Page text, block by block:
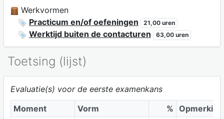
Werkvormen
Practicum en/of oefeningen
21,00 uren
Werktijd buiten de contacturen 63,00 uren
Toetsing (lijst)
Evaluatie(s) voor de eerste examenkans
Moment
Vorm % Opmerking